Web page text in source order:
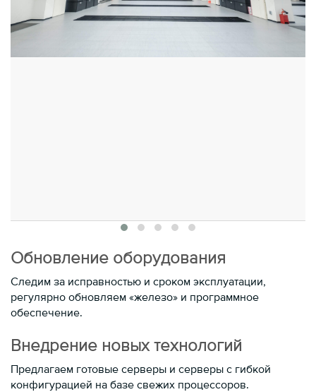
Обновление оборудования
Следим за исправностью и сроком эксплуатации,
регулярно обновляем «железо» и программное
обеспечение.
Внедрение новых технологий
Предлагаем готовые серверы и серверы с гибкой
конфигурацией на базе свежих процессоров.